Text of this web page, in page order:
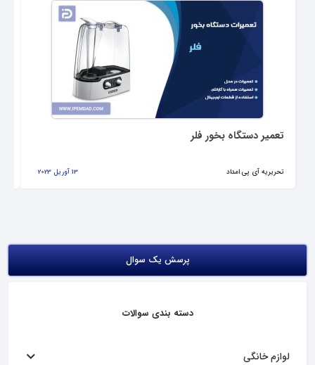
تعمیر دستگاه بخور فلر
تحریریه آی پی امداد 13 آوریل 2023
پرسش یک سوال
دسته بندی سوالات
لوازم خانگی